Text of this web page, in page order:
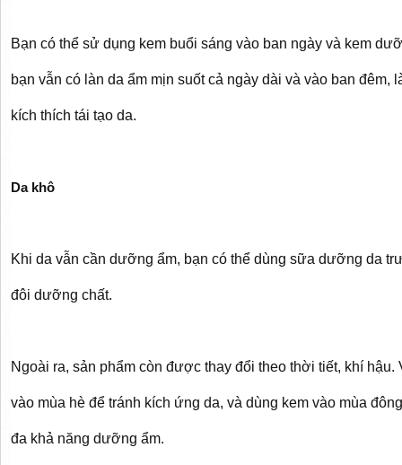
Bạn có thể sử dụng kem buổi sáng vào ban ngày và kem
bạn vẫn có làn da ẩm mịn suốt cả ngày dài và vào ban
kích thích tái tạo da.
Da khô
Khi da vẫn cần dưỡng ẩm, bạn có thể dùng sữa dưỡng da
đôi dưỡng chất.
Ngoài ra, sản phẩm còn được thay đổi theo thời tiết, khí
vào mùa hè để tránh kích ứng da, và dùng kem vào mùa
đa khả năng dưỡng ẩm.